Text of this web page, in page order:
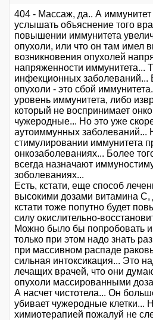
404 - Массаж, да.. А
услышать объяснение того
повышении иммунитета
опухоли, или что он там имел
возникновения опухолей
напряженности иммунитета...
инфекционных заболеваний...
опухоли - это сбой
уровень иммунитета, либо
который не воспринимает
чужеродные... Но это уже
аутоиммунных
стимулировании иммунитета
онкозаболеваниях... Более
всегда назначают
зоболеваниях...
Есть, кстати, еще способ
высокими дозами витамина С,
кстати тоже попутно будет
силу окислительно-
Можно было бы попробовать и
только при этом надо знать
при массивном распаде
сильная интоксикация... Это
лечащих врачей, что они
опухоли массированными
А насчет чистотела... Он
убивает чужеродные клетки...
химиотерапией пожалуй не